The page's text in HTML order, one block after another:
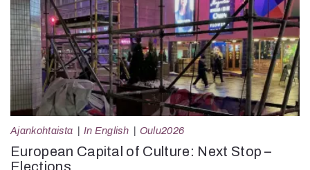
Ajankohtaista In English Oulu2026
European Capital of Culture: Next Stop –
Elections